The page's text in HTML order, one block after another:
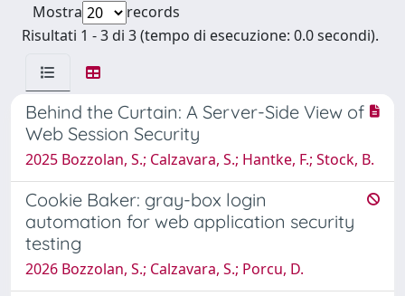
Mostra
records
Risultati 1 - 3 di 3 (tempo di esecuzione: 0.0 secondi).
Behind the Curtain: A Server-Side View of
Web Session Security
2025 Bozzolan, S.; Calzavara, S.; Hantke, F.; Stock, B.
Cookie Baker: gray-box login
automation for web application security
testing
2026 Bozzolan, S.; Calzavara, S.; Porcu, D.